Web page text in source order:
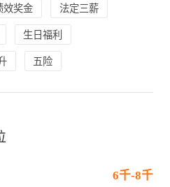
效奖金 法定三薪
生日福利
五险
6千-8千